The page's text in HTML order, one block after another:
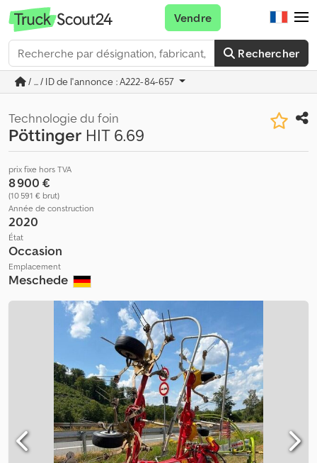
Rechercher
Vendre
/ ... / ID de l'annonce : A222-84-657
Technologie du foin
Pöttinger HIT 6.69
prix fixe hors TVA
8 900 €
(10 591 € brut)
Année de construction
2020
État
Occasion
Emplacement
Meschede